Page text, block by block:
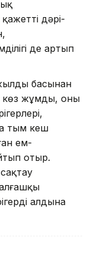
дәрі-
де артып
басынан
көз жұмды, оның
тым кеш
ем-
отыр.
алдына